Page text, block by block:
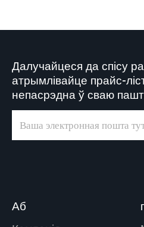
Далучайцеся да спісу
атрымлівайце прайс-
непасрэдна ў сваю
Аб